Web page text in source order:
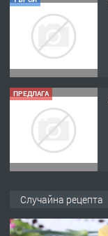
ПРЕДЛАГА
Случайна рецепта